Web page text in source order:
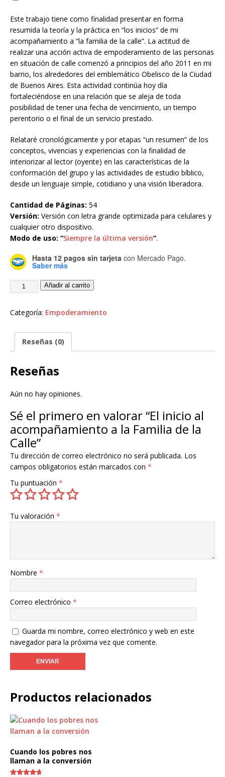
Este trabajo tiene como finalidad presentar en forma
resumida la teoría y la práctica en “los inicios” de mi
acompañamiento a “la familia de la calle”. La actitud de
realizar una acción activa de empoderamiento de las personas
en situación de calle comenzó a principios del año 2011 en mi
barrio, los alrededores del emblemático Obelisco de la Ciudad
de Buenos Aires. Esta actividad continúa hoy día
fortaleciéndose en una relación que se aleja de toda
posibilidad de tener una fecha de vencimiento, un tiempo
perentorio o el final de un servicio prestado.
Relataré cronológicamente y por etapas “un resumen” de los
conceptos, vivencias y experiencias con la finalidad de
interiorizar al lector (oyente) en las características de la
conformación del grupo y las actividades de estudio bíblico,
desde un lenguaje simple, cotidiano y una visión liberadora.
Cantidad de Páginas: 54
Versión: Versión con letra grande optimizada para celulares y
cualquier otro dispositivo.
Modo de uso: “Siempre la última versión”.
Hasta 12 pagos sin tarjeta con Mercado Pago.
Saber más
Añadir al carrito
Categoría: Empoderamiento
Reseñas (0)
Reseñas
Aún no hay opiniones.
Sé el primero en valorar “El inicio al
acompañamiento a la Familia de la
Calle”
Tu dirección de correo electrónico no será publicada. Los
campos obligatorios están marcados con *
Tu puntuación *
Tu valoración *
Nombre *
Correo electrónico *
Guarda mi nombre, correo electrónico y web en este
navegador para la próxima vez que comente.
Productos relacionados
Cuando los pobres nos
llaman a la conversión